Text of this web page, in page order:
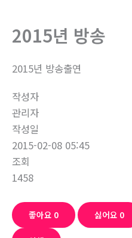
2015년 방송
2015년 방송출연
작성자
관리자
작성일
2015-02-08 05:45
조회
1458
좋아요 0 싫어요 0